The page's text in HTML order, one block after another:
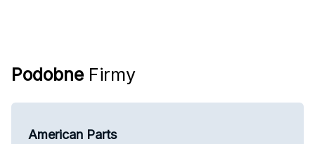
Podobne Firmy
American Parts